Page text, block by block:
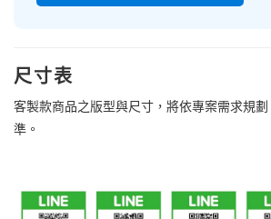
尺寸表
客製款商品之版型與尺寸，將依專案需求規
準。